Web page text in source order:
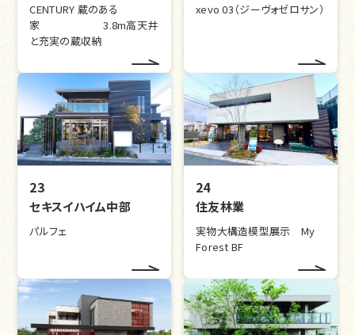
CENTURY 蔵のある
家 3.8m高天井
と充実の蔵収納
xevo 03（ジーヴォゼロサン）
23
セキスイハイム中部
パルフェ
24
住友林業
実物大構造模型展示 My
Forest BF